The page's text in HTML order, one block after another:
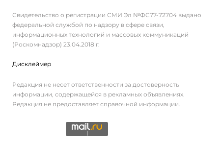
Свидетельство о регистрации СМИ Эл №ФС77-72704 выдано
федеральной службой по надзору в сфере связи,
информационных технологий и массовых коммуникаций
(Роскомнадзор) 23.04.2018 г.
Дисклеймер
Редакция не несет ответственности за достоверность
информации, содержащейся в рекламных объявлениях.
Редакция не предоставляет справочной информации.